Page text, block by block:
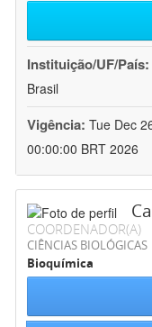
Instituição/UF/País:
Brasil
Vigência: Tue Dec
00:00:00 BRT 2026
COORDENADOR(A)
CIÊNCIAS BIOLÓGICAS
Bioquímica